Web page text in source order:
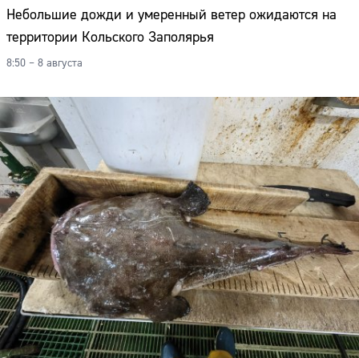
Небольшие дожди и умеренный ветер ожидаются на
территории Кольского Заполярья
8:50 – 8 августа